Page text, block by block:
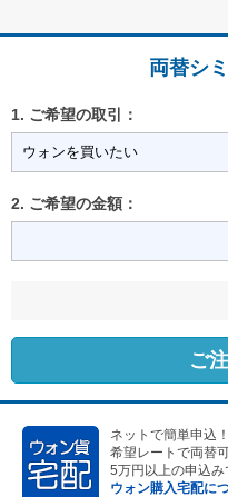
両替シ
1. ご希望の取引：
2. ご希望の金額：
ご
ネットで簡単申込
希望レートで両替
5万円以上の申込み
ウォン購入宅配に